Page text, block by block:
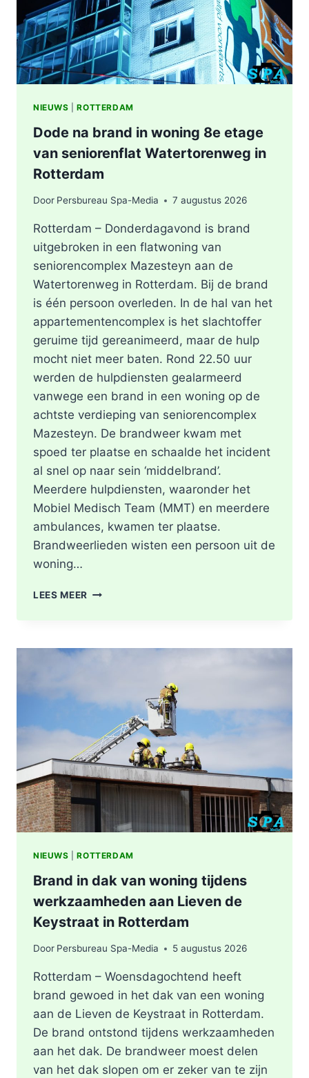
NIEUWS |ROTTERDAM
Dode na brand in woning 8e etage
van seniorenflat Watertorenweg in
Rotterdam
Door Persbureau Spa-Media 7 augustus 2026
Rotterdam – Donderdagavond is brand
uitgebroken in een flatwoning van
seniorencomplex Mazesteyn aan de
Watertorenweg in Rotterdam. Bij de brand
is één persoon overleden. In de hal van het
appartementencomplex is het slachtoffer
geruime tijd gereanimeerd, maar de hulp
mocht niet meer baten. Rond 22.50 uur
werden de hulpdiensten gealarmeerd
vanwege een brand in een woning op de
achtste verdieping van seniorencomplex
Mazesteyn. De brandweer kwam met
spoed ter plaatse en schaalde het incident
al snel op naar sein ‘middelbrand’.
Meerdere hulpdiensten, waaronder het
Mobiel Medisch Team (MMT) en meerdere
ambulances, kwamen ter plaatse.
Brandweerlieden wisten een persoon uit de
woning…
LEES MEER DODE
WONING
SENIORENFLAT
WATERTORENWEG
IN
ROTTERDAM
NIEUWS |ROTTERDAM
Brand in dak van woning tijdens
werkzaamheden aan Lieven de
Keystraat in Rotterdam
Door Persbureau Spa-Media 5 augustus 2026
Rotterdam – Woensdagochtend heeft
brand gewoed in het dak van een woning
aan de Lieven de Keystraat in Rotterdam.
De brand ontstond tijdens werkzaamheden
aan het dak. De brandweer moest delen
van het dak slopen om er zeker van te zijn